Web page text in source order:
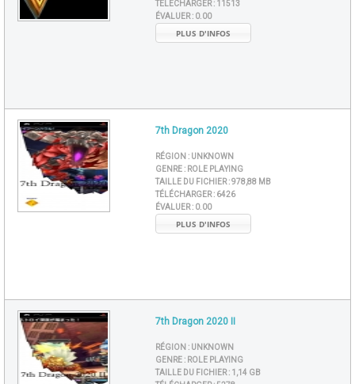
TÉLÉCHARGER : 11513
ÉVALUER : 0.00
PLUS D'INFOS
7th Dragon 2020
RÉGION : UNKNOWN
GENRE : ROLE PLAYING
TAILLE DU FICHIER :978,88 MB
TÉLÉCHARGER : 6426
ÉVALUER : 0.00
PLUS D'INFOS
7th Dragon 2020 II
RÉGION : UNKNOWN
GENRE : ROLE PLAYING
TAILLE DU FICHIER : 1,14 GB